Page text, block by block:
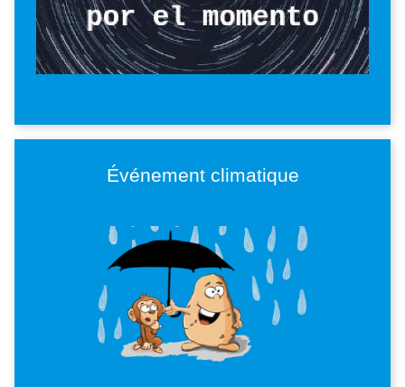
Événement climatique